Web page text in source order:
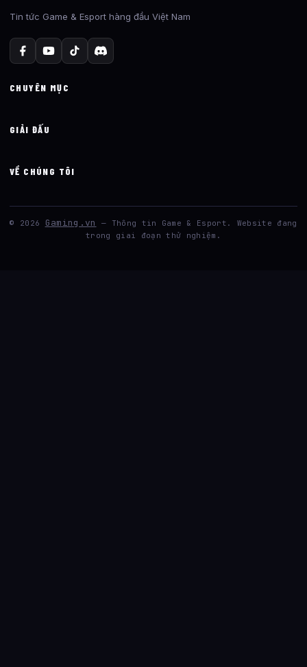
Tin tức Game & Esport hàng đầu Việt Nam
CHUYÊN MỤC
GIẢI ĐẤU
VỀ CHÚNG TÔI
© 2026 Gaming.vn
— Thông tin Game & Esport. Website đang
trong giai đoạn thử nghiệm.